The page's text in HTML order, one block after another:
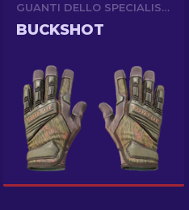
GUANTI DELLO SPECIALISTA
BUCKSHOT